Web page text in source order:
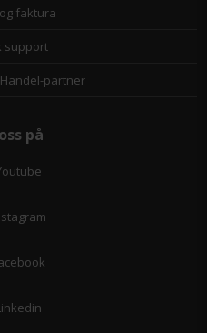
faktura
support
partner
på